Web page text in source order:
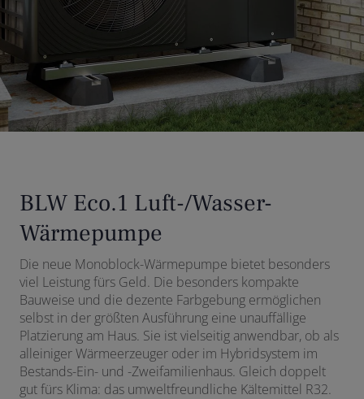
BLW Eco.1 Luft-/Wasser-
Wärmepumpe
Die neue Monoblock-Wärmepumpe bietet besonders
viel Leistung fürs Geld. Die besonders kompakte
Bauweise und die dezente Farbgebung ermöglichen
selbst in der größten Ausführung eine unauffällige
Platzierung am Haus. Sie ist vielseitig anwendbar, ob als
alleiniger Wärmeerzeuger oder im Hybridsystem im
Bestands-Ein- und -Zweifamilienhaus. Gleich doppelt
gut fürs Klima: das umweltfreundliche Kältemittel R32.